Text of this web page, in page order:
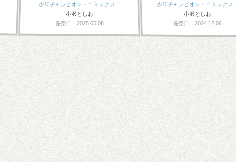
少年チャンピオン・コミックス…
小沢としお
発売日：2025.05.08
少年チャンピオン・コミックス…
小沢としお
発売日：2024.12.06